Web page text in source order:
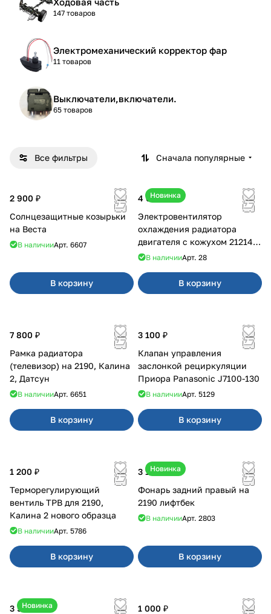
147 товаров
Электромеханический корректор фар
11 товаров
Выключатели,включатели.
65 товаров
Все фильтры Сначала популярные
2 900 ₽
Солнцезащитные козырьки
на Веста
В наличииАрт. 6607
В корзину
Новинка
4 600 ₽
Электровентилятор
охлаждения радиатора
двигателя с кожухом 21214
2121-21213 ВАЛЕЕ 95
В наличииАрт. 28
В корзину
7 800 ₽
Рамка радиатора
(телевизор) на 2190, Калина
2, Датсун
В наличииАрт. 6651
В корзину
3 100 ₽
Клапан управления
заслонкой рециркуляции
Приора Panasonic J7100-130
В наличииАрт. 5129
В корзину
1 200 ₽
Терморегулирующий
вентиль ТРВ для 2190,
Калина 2 нового образца
В наличииАрт. 5786
В корзину
Новинка
3 100 ₽
Фонарь задний правый на
2190 лифтбек
В наличииАрт. 2803
В корзину
Новинка
3 500 ₽
1 000 ₽